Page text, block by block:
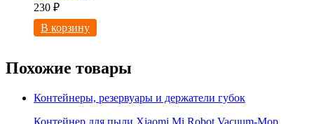
230 ₽
В корзину
Похожие товары
Контейнеры, резервуары и держатели губок
Контейнер для пыли Xiaomi Mi Robot Vacuum-Mop